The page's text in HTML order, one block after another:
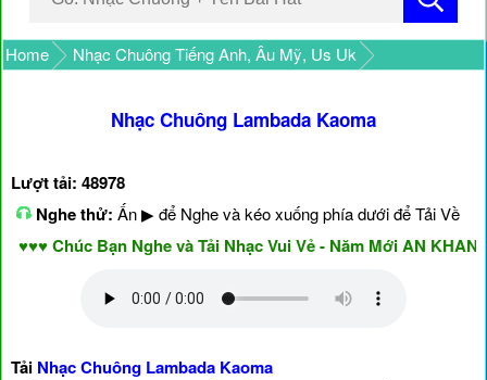
Home Nhạc Chuông Tiếng Anh, Âu Mỹ, Us Uk
Nhạc Chuông Lambada Kaoma
Lượt tải: 48978
Nghe thử: Ấn ▶ để Nghe và kéo xuống phía dưới để Tải Về
Chúc Bạn Nghe và Tải Nhạc Vui Vẻ - Năm Mới AN KHANG &
Tải Nhạc Chuông Lambada Kaoma